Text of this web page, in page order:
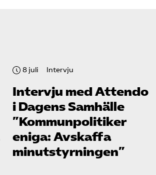
8 juli Intervju
Intervju med Attendo
i Dagens Samhälle
”Kommunpolitiker
eniga: Avskaffa
minutstyrningen”